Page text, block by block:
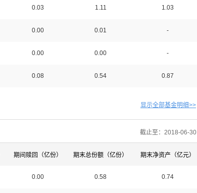
0.03 1.11 1.03
0.00 0.01 -
0.00 0.00 -
0.08 0.54 0.87
显示全部基金明细>>
截止至：2018-06-30
期间赎回（亿份） 期末总份额（亿份） 期末净资产（亿元）
0.00 0.58 0.74